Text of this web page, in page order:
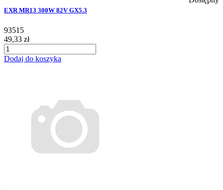
EXR MR13 300W 82V GX5.3
93515
49,33 zł
Dodaj do koszyka